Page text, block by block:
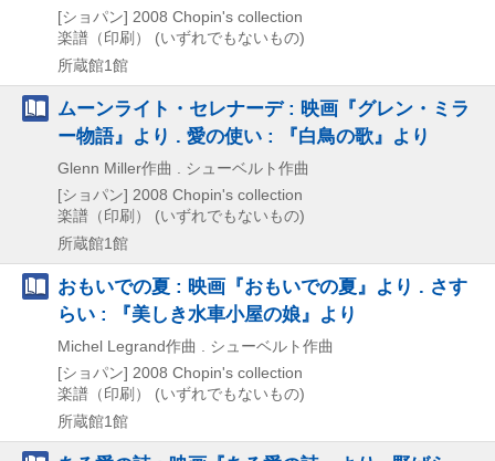
[ショパン] 2008 Chopin's collection
楽譜（印刷） (いずれでもないもの)
所蔵館1館
ムーンライト・セレナーデ : 映画『グレン・ミラ
ー物語』より . 愛の使い : 『白鳥の歌』より
Glenn Miller作曲 . シューベルト作曲
[ショパン] 2008 Chopin's collection
楽譜（印刷） (いずれでもないもの)
所蔵館1館
おもいでの夏 : 映画『おもいでの夏』より . さす
らい : 『美しき水車小屋の娘』より
Michel Legrand作曲 . シューベルト作曲
[ショパン] 2008 Chopin's collection
楽譜（印刷） (いずれでもないもの)
所蔵館1館